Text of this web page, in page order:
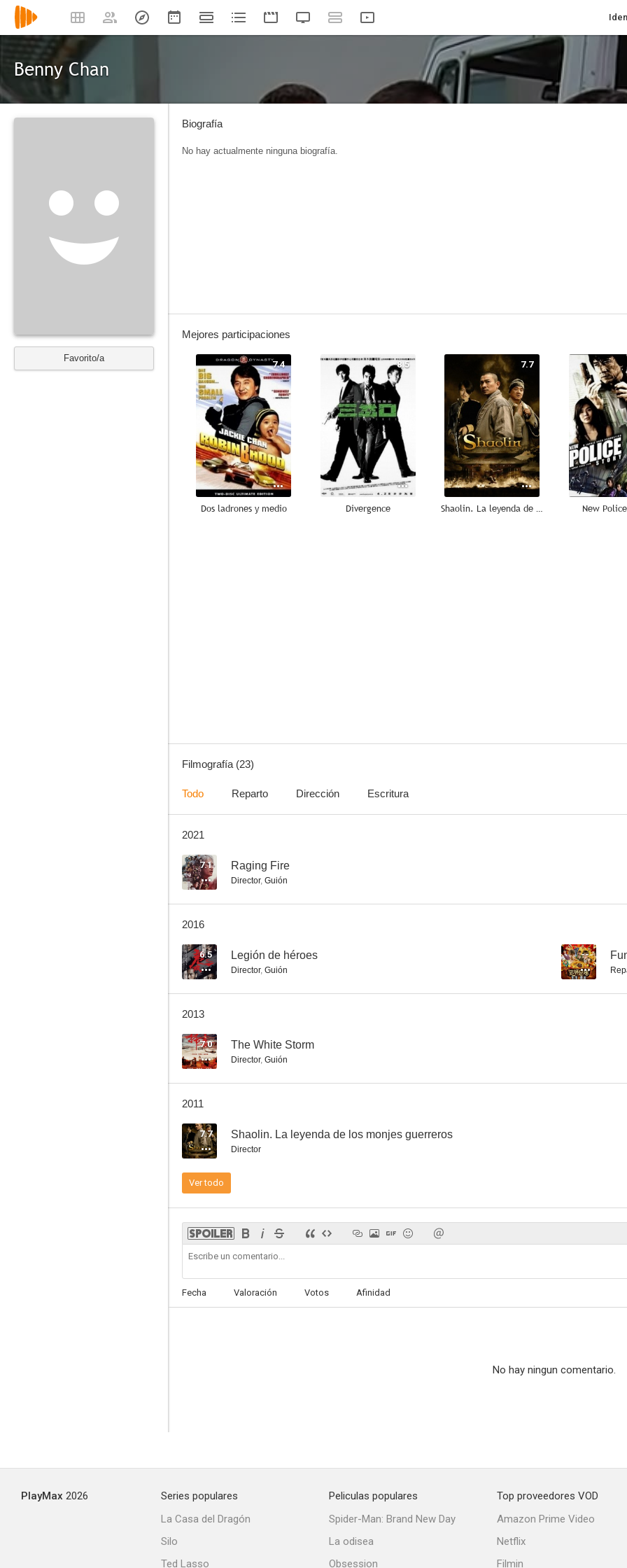
Benny Chan
Favorito/a
Biografía
No hay actualmente ninguna biografía.
Mejores participaciones
7.4
Dos ladrones y medio
8.5
Divergence
7.7
Shaolin. La leyenda de los monjes guerreros New
--
Filmografía (23)
Todo Reparto Dirección Escritura
2021
7.1 Raging Fire
Director, Guión
2016
6.5 Legión de héroes
Director, Guión
--
2013
7.0 The White Storm
Director, Guión
2011
7.7 Shaolin. La leyenda de los monjes guerreros
Director
Ver todo
Fecha Valoración Votos Afinidad
No hay ningun comentario.
PlayMax 2026
Series populares
La Casa del Dragón
Silo
Ted Lasso
Peliculas populares
Spider-Man: Brand New Day
La odisea
Obsession
Top proveedores VOD
Amazon Prime Video
Netflix
Filmin